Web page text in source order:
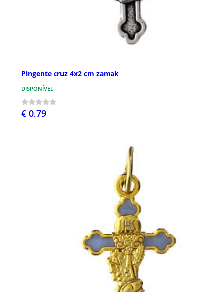
Pingente cruz 4x2 cm zamak
DISPONÍVEL
€ 0,79